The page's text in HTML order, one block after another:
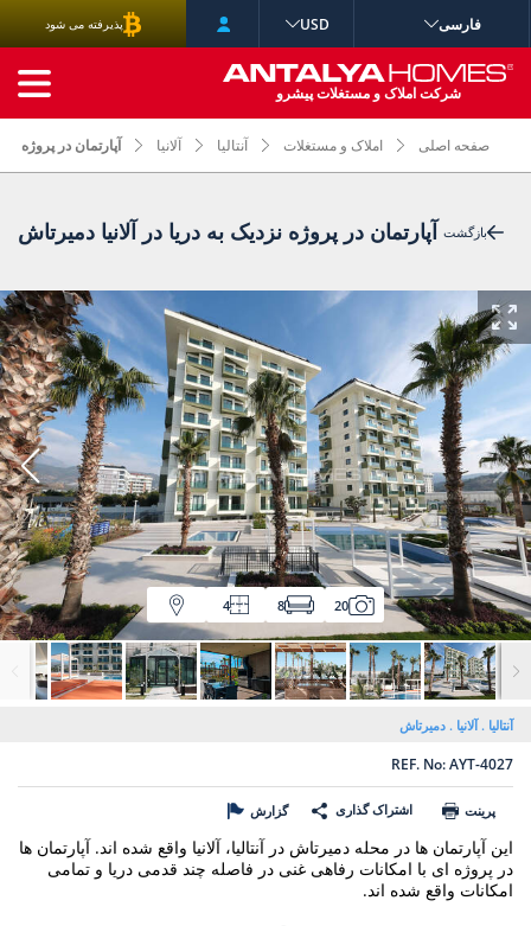
صفحه اصلی املاک و مستغلات آنتالیا آلانیا آپارتمان در پروژه
بازگشت آپارتمان در پروژه نزدیک به دریا در آلانیا دمیرتاش
20
8
4
آنتالیا آلانیا دمیرتاش
REF. No: AYT-4027
پرینت اشتراک گذاری گزارش
این آپارتمان ها در محله دمیرتاش در آنتالیا، آلانیا واقع شده اند. آپارتمان ها
در پروژه ای با امکانات رفاهی غنی در فاصله چند قدمی دریا و تمامی
امکانات واقع شده اند.
فارسی USD پذیرفته می شود
شرکت املاک و مستغلات پیشرو
جستجوی پیشرفته